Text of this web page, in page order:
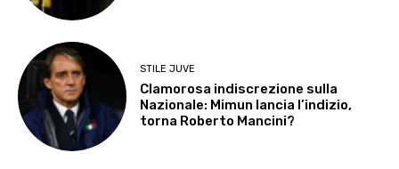
STILE JUVE
Clamorosa indiscrezione sulla
Nazionale: Mimun lancia l’indizio,
torna Roberto Mancini?